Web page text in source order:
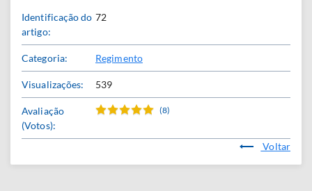
Identificação do
artigo:
72
Categoria: Regimento
Visualizações: 539
Avaliação
(Votos):
(8)
Voltar